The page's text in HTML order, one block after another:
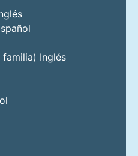
familia) Inglés